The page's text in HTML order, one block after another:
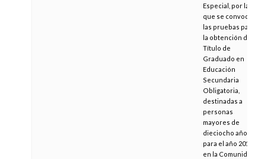
Especial, por la
que se convocan
las pruebas para
la obtención del
Título de
Graduado en
Educación
Secundaria
Obligatoria,
destinadas a
personas
mayores de
dieciocho años,
para el año 2019,
en la Comunidad